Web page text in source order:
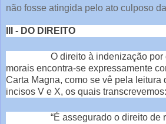
não fosse atingida pelo ato culposo
III - DO DIREITO
O direito à indenização
morais encontra-se expressamente
Carta Magna, como se vê pela leitura
incisos V e X, os quais transcrevemos:
“É assegurado o direito de